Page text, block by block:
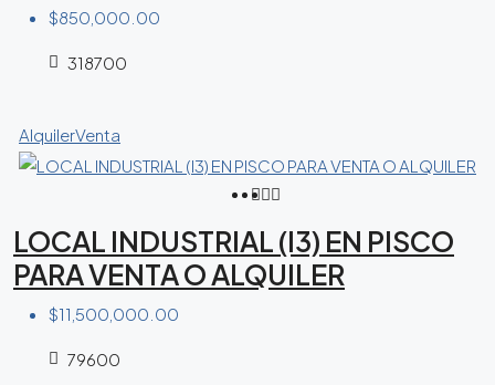
$850,000.00
318700
AlquilerVenta
LOCAL INDUSTRIAL (I3) EN PISCO
PARA VENTA O ALQUILER
$11,500,000.00
79600